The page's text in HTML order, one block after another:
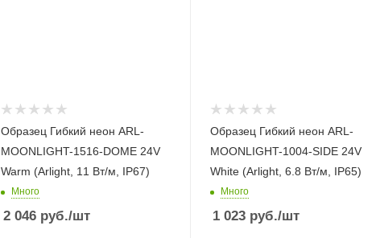
Образец Гибкий неон ARL-
MOONLIGHT-1516-DOME 24V
Warm (Arlight, 11 Вт/м, IP67)
Много
2 046руб./шт
Образец Гибкий неон ARL-
MOONLIGHT-1004-SIDE 24V
White (Arlight, 6.8 Вт/м, IP65)
Много
1 023руб./шт